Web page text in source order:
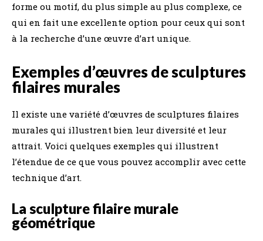
forme ou motif, du plus simple au plus complexe, ce
qui en fait une excellente option pour ceux qui sont
à la recherche d’une œuvre d’art unique.
Exemples d’œuvres de sculptures
filaires murales
Il existe une variété d’œuvres de sculptures filaires
murales qui illustrent bien leur diversité et leur
attrait. Voici quelques exemples qui illustrent
l’étendue de ce que vous pouvez accomplir avec cette
technique d’art.
La sculpture filaire murale
géométrique